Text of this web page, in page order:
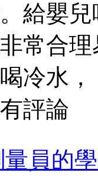
給嬰
常合
冷水，
評論
員的